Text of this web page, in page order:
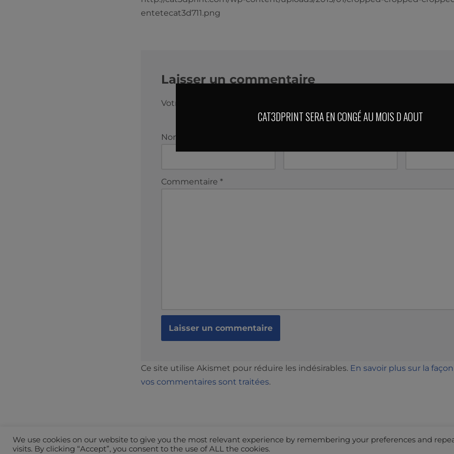
entetecat3d711.png
Laisser un commentaire
Votre adresse e-mail ne sera pas publiée.
Nom
Commentaire *
Ce site utilise Akismet pour réduire les indésirables. En savoir plus sur la
vos commentaires sont traitées.
We use cookies on our website to give you the most relevant experience by remembering your preferences and
visits. By clicking “Accept”, you consent to the use of ALL the cookies.
CAT3DPRINT SERA EN CONGÉ AU MOIS D AOUT